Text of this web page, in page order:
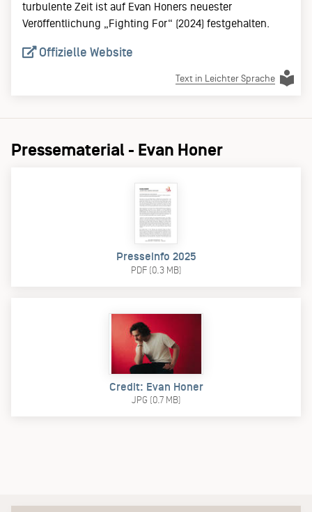
turbulente Zeit ist auf Evan Honers neuester
Veröffentlichung „Fighting For“ (2024) festgehalten.
Offizielle Website
Text in Leichter Sprache
Pressematerial - Evan Honer
Presseinfo 2025
PDF (0.3 MB)
Credit: Evan Honer
JPG (0.7 MB)